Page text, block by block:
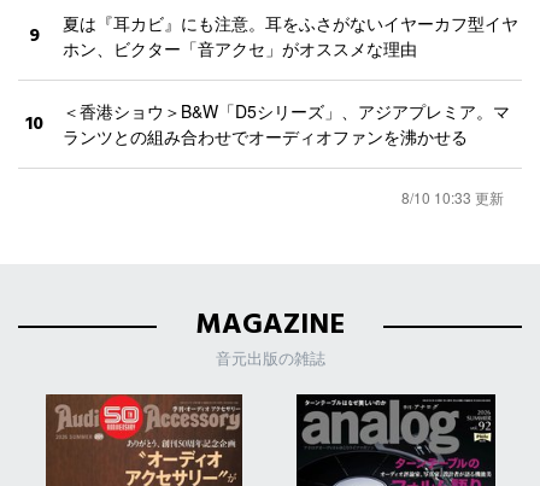
9
夏は『耳カビ』にも注意。耳をふさがないイヤーカフ型イヤ
ホン、ビクター「音アクセ」がオススメな理由
10
＜香港ショウ＞B&W「D5シリーズ」、アジアプレミア。マ
ランツとの組み合わせでオーディオファンを沸かせる
8/10 10:33 更新
MAGAZINE
音元出版の雑誌